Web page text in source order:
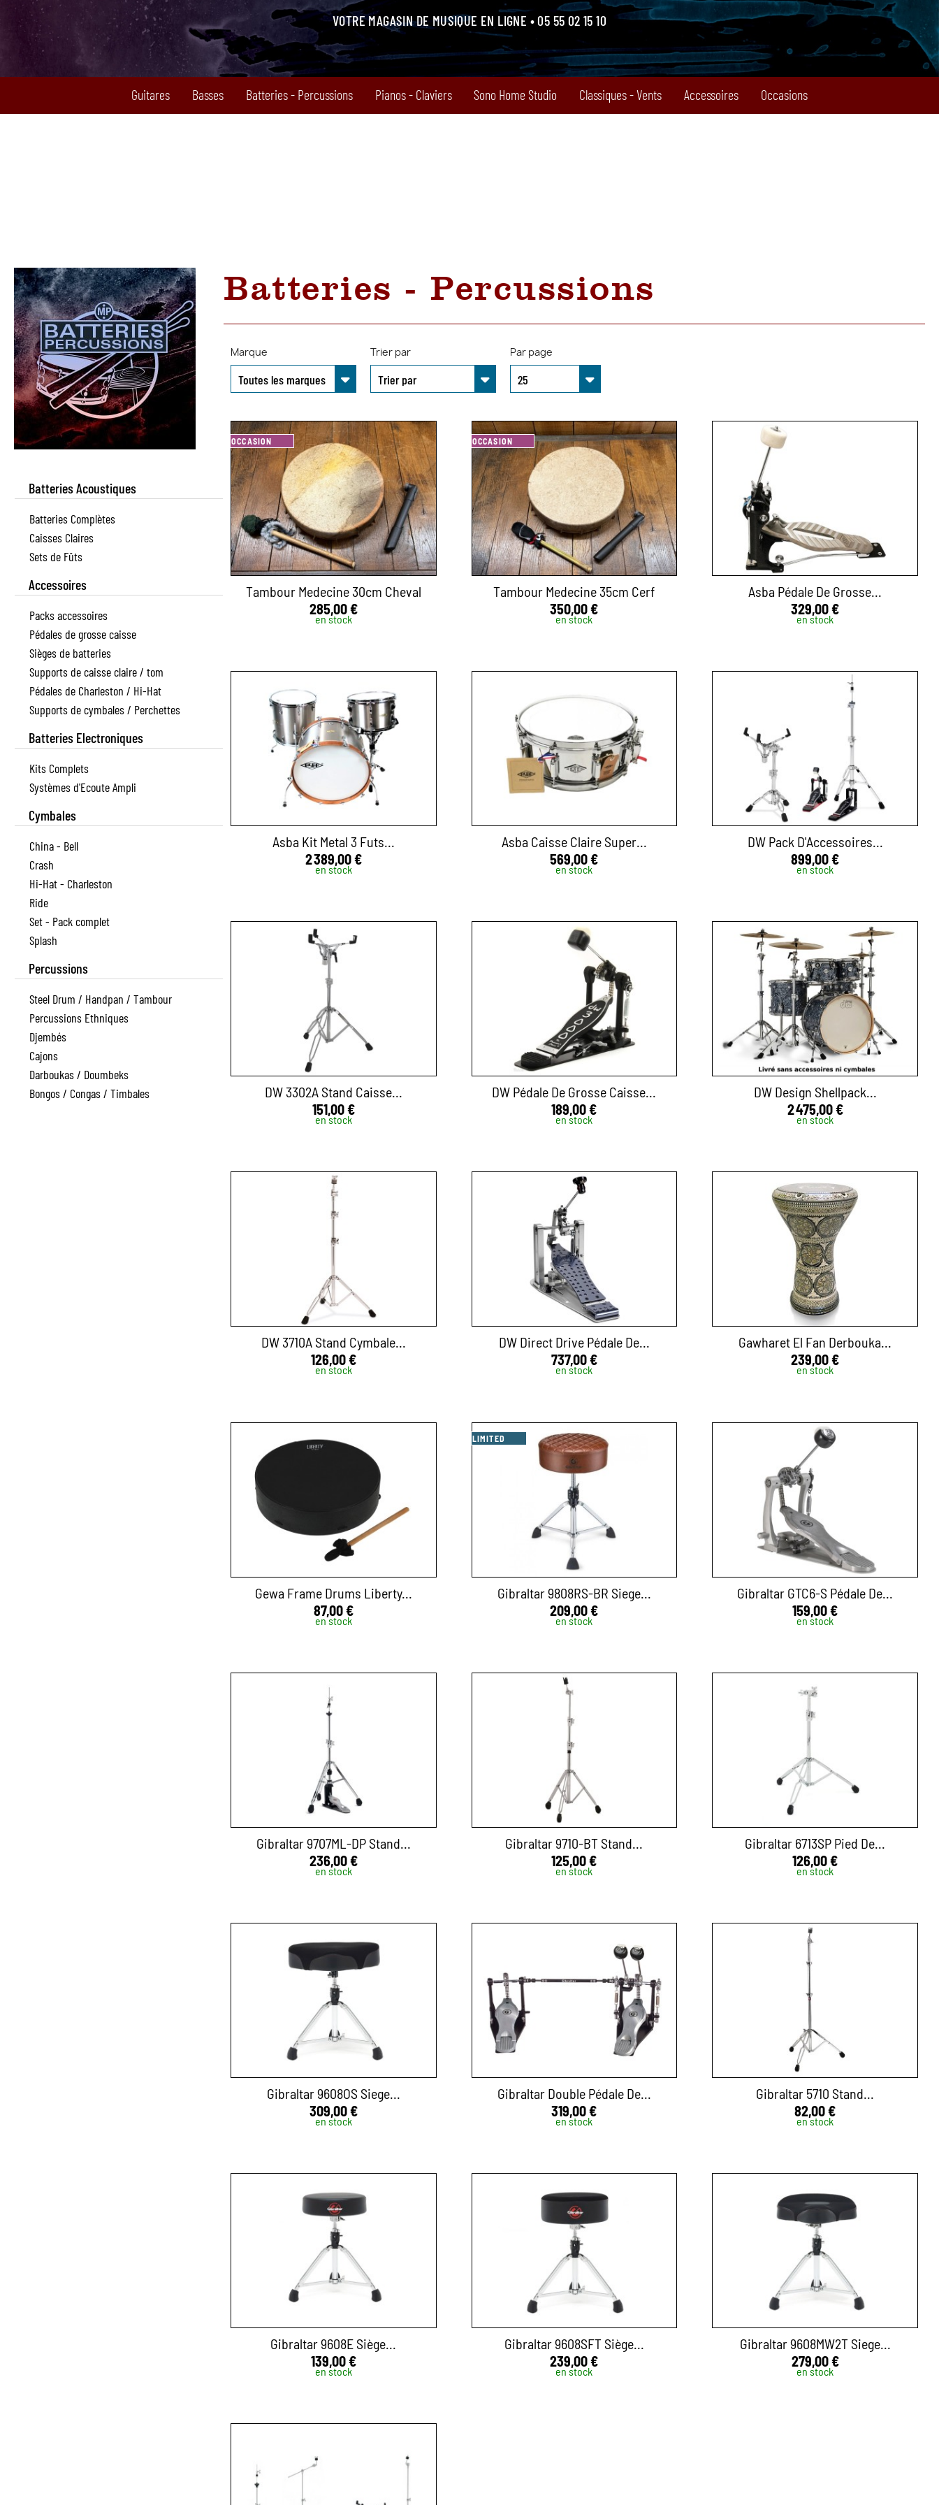
VOTRE MAGASIN DE MUSIQUE EN LIGNE • 05 55 02 15 10
Guitares Basses Batteries - Percussions Pianos - Claviers Sono Home Studio Classiques - Vents Accessoires Occasions
Batteries Acoustiques
Batteries Complètes
Caisses Claires
Sets de Fûts
Accessoires
Packs accessoires
Pédales de grosse caisse
Sièges de batteries
Supports de caisse claire / tom
Pédales de Charleston / Hi-Hat
Supports de cymbales / Perchettes
Batteries Electroniques
Kits Complets
Systèmes d'Ecoute Ampli
Cymbales
China - Bell
Crash
Hi-Hat - Charleston
Ride
Set - Pack complet
Splash
Percussions
Steel Drum / Handpan / Tambour
Percussions Ethniques
Djembés
Cajons
Darboukas / Doumbeks
Bongos / Congas / Timbales
Batteries - Percussions
Marque Trier par Par page
OCCASION
Tambour Medecine 30cm Cheval
285,00 €
en stock
OCCASION
Tambour Medecine 35cm Cerf
350,00 €
en stock
Asba Pédale De Grosse...
329,00 €
en stock
Asba Kit Metal 3 Futs...
2 389,00 €
en stock
Asba Caisse Claire Super...
569,00 €
en stock
DW Pack D'Accessoires...
899,00 €
en stock
DW 3302A Stand Caisse...
151,00 €
en stock
DW Pédale De Grosse Caisse...
189,00 €
en stock
DW Design Shellpack...
2 475,00 €
en stock
DW 3710A Stand Cymbale...
126,00 €
en stock
DW Direct Drive Pédale De...
737,00 €
en stock
Gawharet El Fan Derbouka...
239,00 €
en stock
Gewa Frame Drums Liberty...
87,00 €
en stock
LIMITED
Gibraltar 9808RS-BR Siege...
209,00 €
en stock
Gibraltar GTC6-S Pédale De...
159,00 €
en stock
Gibraltar 9707ML-DP Stand...
236,00 €
en stock
Gibraltar 9710-BT Stand...
125,00 €
en stock
Gibraltar 6713SP Pied De...
126,00 €
en stock
Gibraltar 9608OS Siege...
309,00 €
en stock
Gibraltar Double Pédale De...
319,00 €
en stock
Gibraltar 5710 Stand...
82,00 €
en stock
Gibraltar 9608E Siège...
139,00 €
en stock
Gibraltar 9608SFT Siège...
239,00 €
en stock
Gibraltar 9608MW2T Siege...
279,00 €
en stock